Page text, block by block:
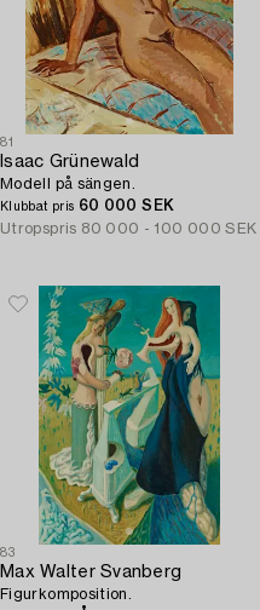
81
Isaac Grünewald
Modell på sängen.
Klubbat pris 60 000 SEK
Utropspris 80 000 - 100 000 SEK
83
Max Walter Svanberg
Figurkomposition.